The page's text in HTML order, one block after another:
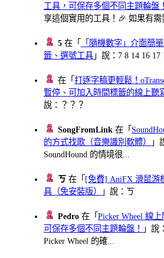
工具，可保存多個不同主題輪盤！
享這個實用的工具！🎉 如果有需
5 在「
「隨機數字」介面簡
籤、選號工具 」說：7 8 14 16 17
在「打逐字稿更輕鬆！
暫停、可加入時間標籤的線上聽
說：？？？
SongFromLink 在「
的方式找歌（音樂識別軟體）
」
SoundHound 的情境很...
ㄎ 在「 [免費] AniFX 滑鼠游
具（免安裝版）
」說：ㄎ
Pedro 在「Picker Wheel 線
可保存多個不同主題輪盤！
」說
Picker Wheel 的確...